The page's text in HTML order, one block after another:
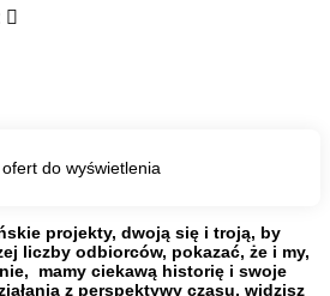
projekty, dwoją się i troją, by
liczby odbiorców, pokazać, że i my,
mamy ciekawą historię i swoje
z perspektywy czasu, widzisz